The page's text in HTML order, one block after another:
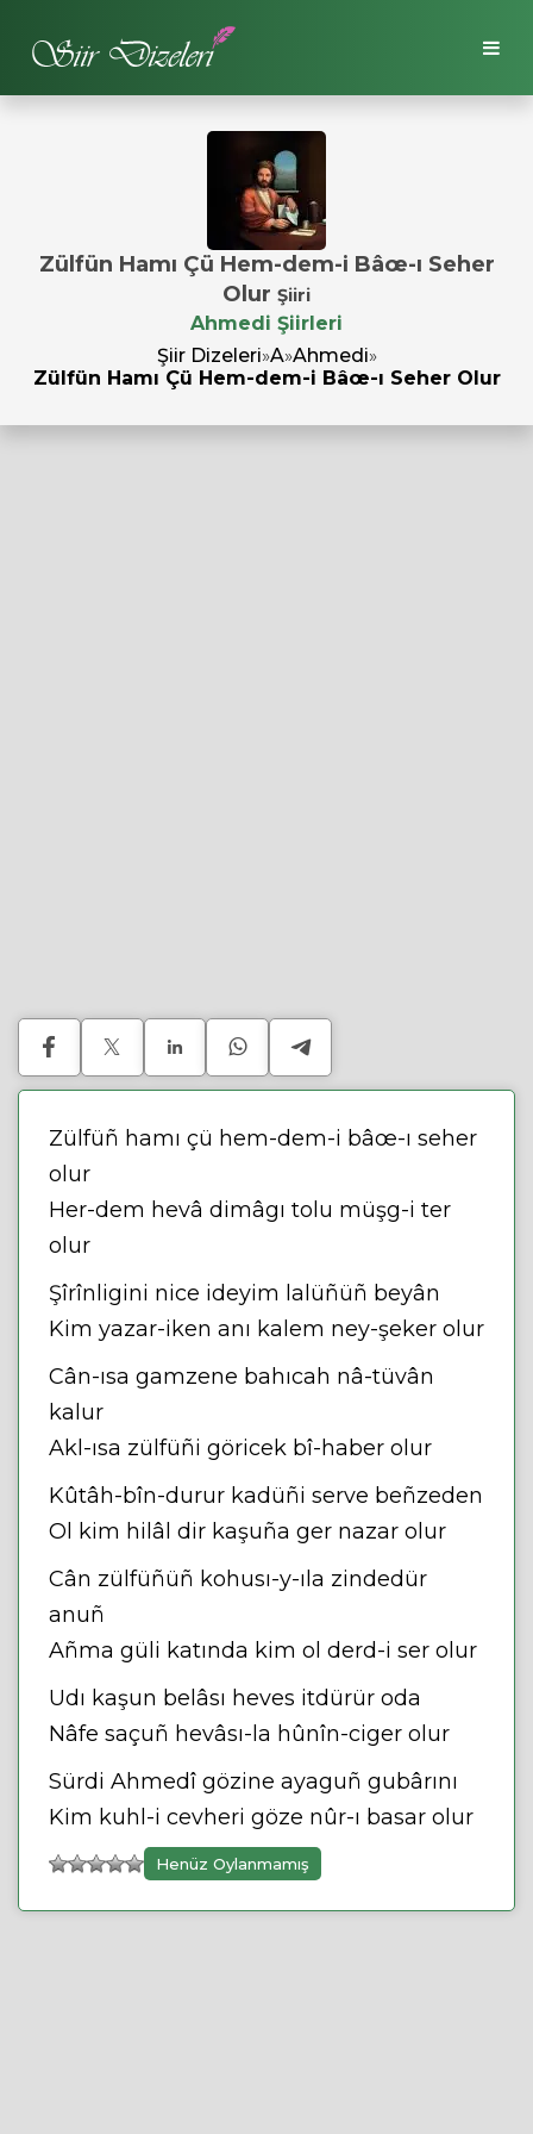
Zülfün Hamı Çü Hem-dem-i Bâœ-ı Seher
Olur Şiiri
Ahmedi Şiirleri
Şiir Dizeleri»A»Ahmedi»
Zülfün Hamı Çü Hem-dem-i Bâœ-ı Seher Olur
Zülfüñ hamı çü hem-dem-i bâœ-ı seher
olur
Her-dem hevâ dimâgı tolu müşg-i ter
olur
Şîrînligini nice ideyim lalüñüñ beyân
Kim yazar-iken anı kalem ney-şeker olur
Cân-ısa gamzene bahıcah nâ-tüvân
kalur
Akl-ısa zülfüñi göricek bî-haber olur
Kûtâh-bîn-durur kadüñi serve beñzeden
Ol kim hilâl dir kaşuña ger nazar olur
Cân zülfüñüñ kohusı-y-ıla zindedür
anuñ
Añma güli katında kim ol derd-i ser olur
Udı kaşun belâsı heves itdürür oda
Nâfe saçuñ hevâsı-la hûnîn-ciger olur
Sürdi Ahmedî gözine ayaguñ gubârını
Kim kuhl-i cevheri göze nûr-ı basar olur
Henüz Oylanmamış